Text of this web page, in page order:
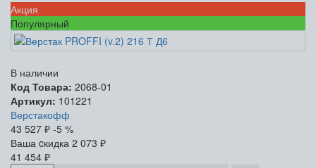
Акция
Популярный
В наличии
Код Товара: 2068-01
Артикул: 101221
Верстакофф
43 527 ₽ -5 %
Ваша cкидка 2 073 ₽
41 454 ₽